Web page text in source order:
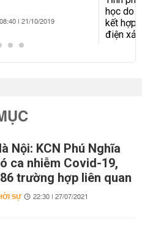
08:40 | 21/10/2019
Nội: KCN Phú Nghĩa
ca nhiễm Covid-19,
trường hợp liên quan
SỰ 22:30 | 27/07/2021